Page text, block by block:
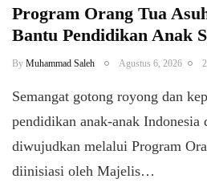
Program Orang Tua
Bantu Pendidikan Anak
By Muhammad Saleh Agustus 6, 2026
​Semangat gotong royong dan
pendidikan anak-anak
diwujudkan melalui Program
diinisiasi oleh Majelis…